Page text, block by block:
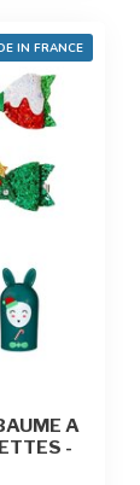
IN FRANCE
A
-